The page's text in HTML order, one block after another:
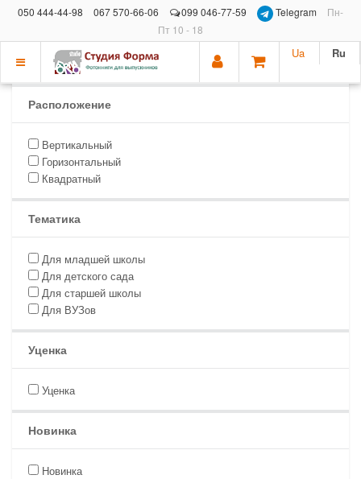
050 444-44-98 067 570-66-06 099 046-77-59 Telegram
Пн-
Пт 10 - 18
Показать
меню
Ua Ru
Расположение
Вертикальный
Горизонтальный
Квадратный
Тематика
Для младшей школы
Для детского сада
Для старшей школы
Для ВУЗов
Уценка
Уценка
Новинка
Новинка